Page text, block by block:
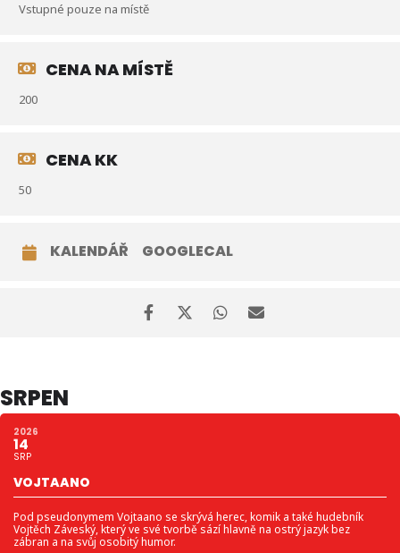
Vstupné pouze na místě
CENA NA MÍSTĚ
200
CENA KK
50
KALENDÁŘ GOOGLECAL
SRPEN
2026
14
SRP
VOJTAANO
Pod pseudonymem Vojtaano se skrývá herec, komik a také hudebník
Vojtěch Záveský, který ve své tvorbě sází hlavně na ostrý jazyk bez
zábran a na svůj osobitý humor.